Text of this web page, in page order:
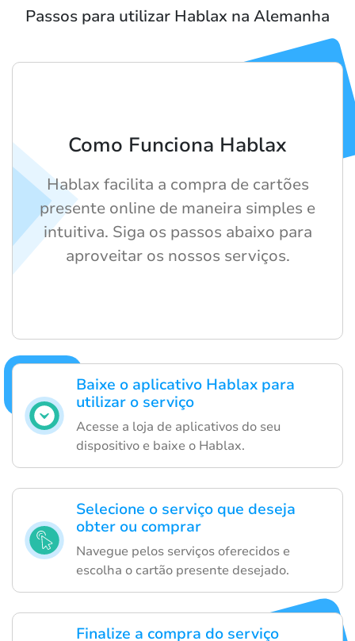
Passos para utilizar Hablax na Alemanha
Baixe o aplicativo Hablax para
utilizar o serviço
Acesse a loja de aplicativos do seu
dispositivo e baixe o Hablax.
Selecione o serviço que deseja
obter ou comprar
Navegue pelos serviços oferecidos e
escolha o cartão presente desejado.
Finalize a compra do serviço
Como Funciona Hablax
Hablax facilita a compra de cartões
presente online de maneira simples e
intuitiva. Siga os passos abaixo para
aproveitar os nossos serviços.